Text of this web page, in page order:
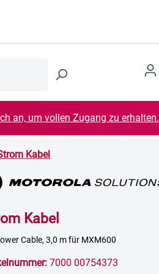
an, um vollen Zugang zu erhalten.
Kabel
Kabel
Cable, 3,0 m für MXM600
7000 00754373